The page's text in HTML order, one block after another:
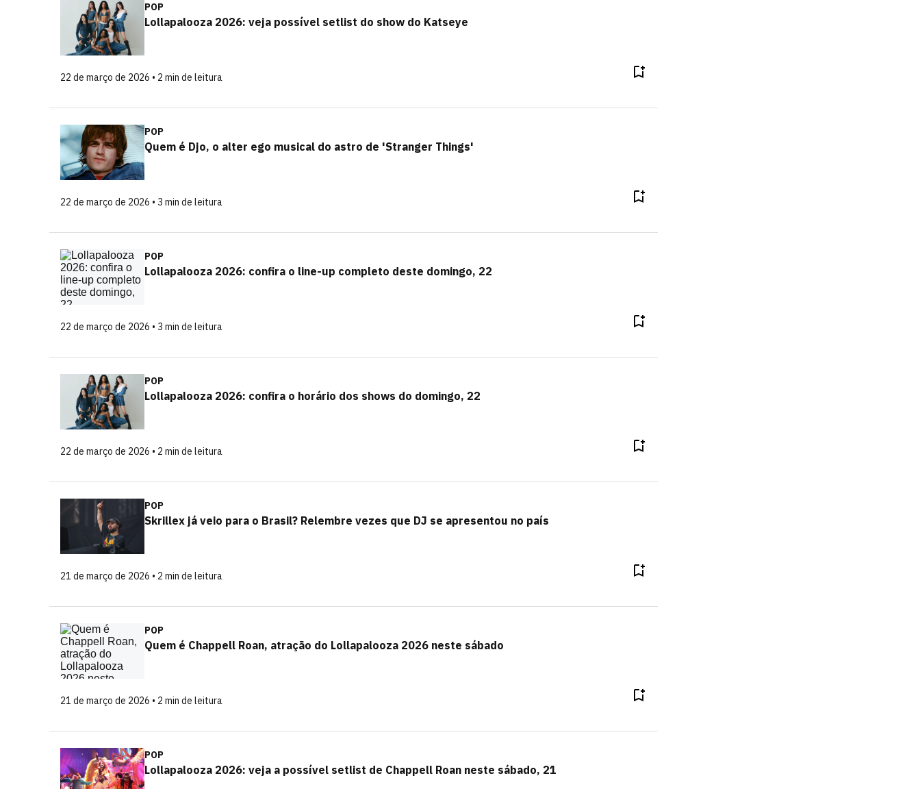
POP
Lollapalooza 2026: veja possível setlist do show do Katseye
22 de março de 2026 • 2 min de leitura
POP
Quem é Djo, o alter ego musical do astro de 'Stranger Things'
22 de março de 2026 • 3 min de leitura
POP
Lollapalooza 2026: confira o line-up completo deste domingo, 22
22 de março de 2026 • 3 min de leitura
POP
Lollapalooza 2026: confira o horário dos shows do domingo, 22
22 de março de 2026 • 2 min de leitura
POP
Skrillex já veio para o Brasil? Relembre vezes que DJ se apresentou no país
21 de março de 2026 • 2 min de leitura
POP
Quem é Chappell Roan, atração do Lollapalooza 2026 neste sábado
21 de março de 2026 • 2 min de leitura
POP
Lollapalooza 2026: veja a possível setlist de Chappell Roan neste sábado, 21